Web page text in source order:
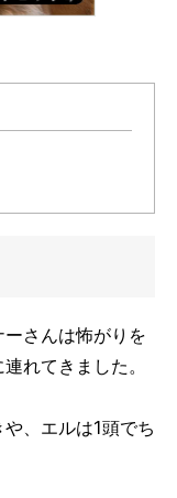
さんは怖がりを
れてきました。
、エルは1頭でち